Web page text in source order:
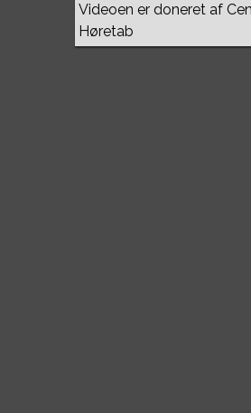
Videoen er doneret af
Høretab